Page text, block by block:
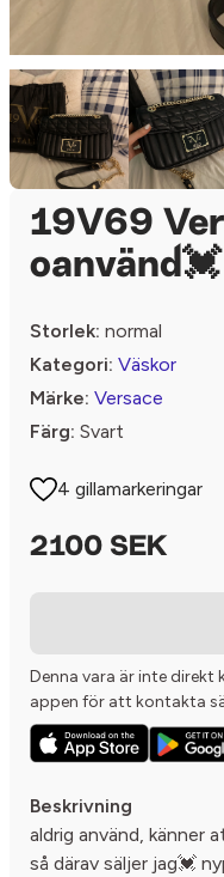
19V69
oanvänd💓
Storlek: normal
Kategori: Väskor
Märke: Versace
Färg: Svart
4 gillamarkeringar
2100 SEK
Denna vara är inte direkt
appen för att kontakta
Beskrivning
aldrig använd, känner
så därav säljer jag💓